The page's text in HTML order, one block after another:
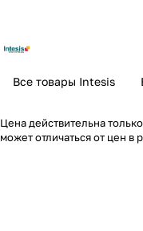
Все товары Intesis
Цена действительна
может отличаться от цен в